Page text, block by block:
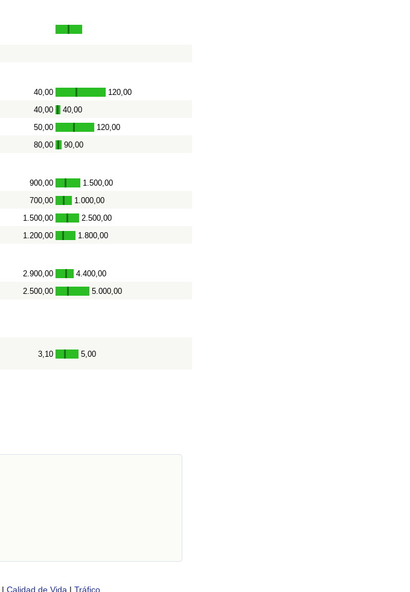
40,00 - 120,00
40,00 - 40,00
50,00 - 120,00
80,00 - 90,00
900,00 - 1.500,00
700,00 - 1.000,00
1.500,00 - 2.500,00
1.200,00 - 1.800,00
2.900,00 - 4.400,00
2.500,00 - 5.000,00
3,10 - 5,00
| Calidad de Vida | Tráfico